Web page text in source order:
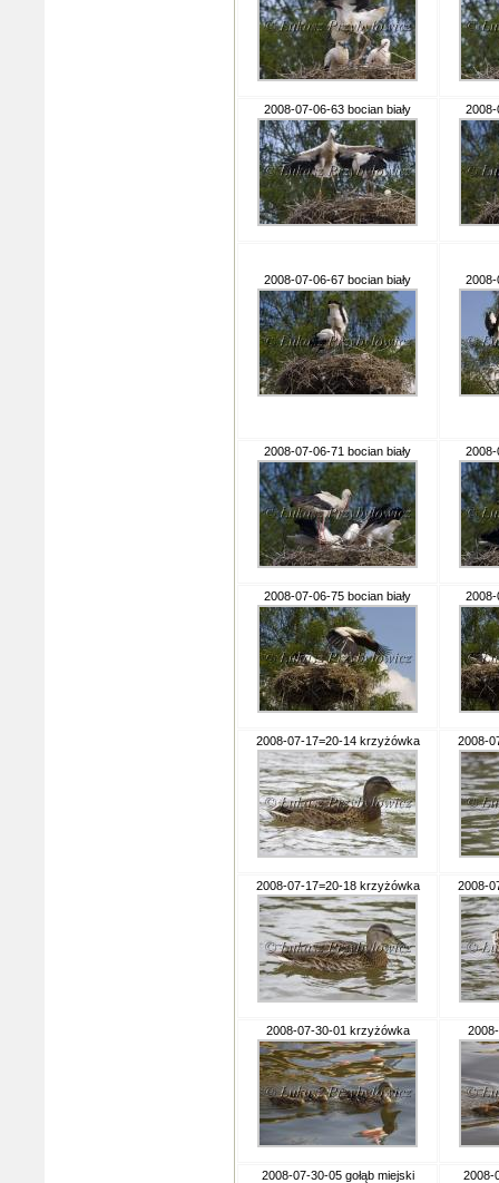
2008-07-06-63 bocian biały 2008-
2008-07-06-67 bocian biały 2008-
2008-07-06-71 bocian biały 2008-
2008-07-06-75 bocian biały 2008-
2008-07-17=20-14 krzyżówka 2008-
2008-07-17=20-18 krzyżówka 2008-
2008-07-30-01 krzyżówka
2008-07-30-05 gołąb miejski 2008-